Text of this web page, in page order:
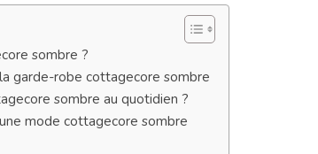
sombre ?
garde-robe cottagecore sombre
sombre au quotidien ?
mode cottagecore sombre